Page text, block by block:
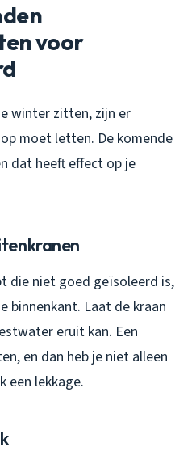
voor
winter zitten, zijn er
moet letten. De komende
dat heeft effect op je
die niet goed geïsoleerd is,
binnenkant. Laat de kraan
eruit kan. Een
en dan heb je niet alleen
een lekkage.